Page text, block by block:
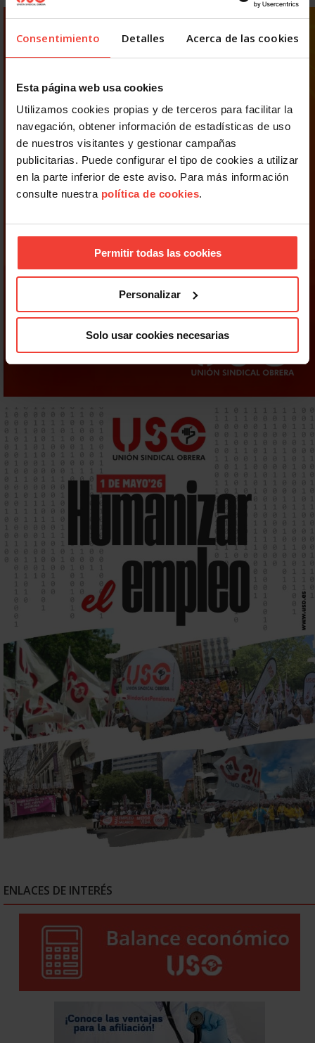
Consentimiento Detalles Acerca de las cookies
Esta página web usa cookies
Utilizamos cookies propias y de terceros para facilitar la
navegación, obtener información de estadísticas de uso
de nuestros visitantes y gestionar campañas
publicitarias. Puede configurar el tipo de cookies a utilizar
en la parte inferior de este aviso. Para más información
consulte nuestra política de cookies.
Permitir todas las cookies
Personalizar
Solo usar cookies necesarias
ENLACES DE INTERÉS